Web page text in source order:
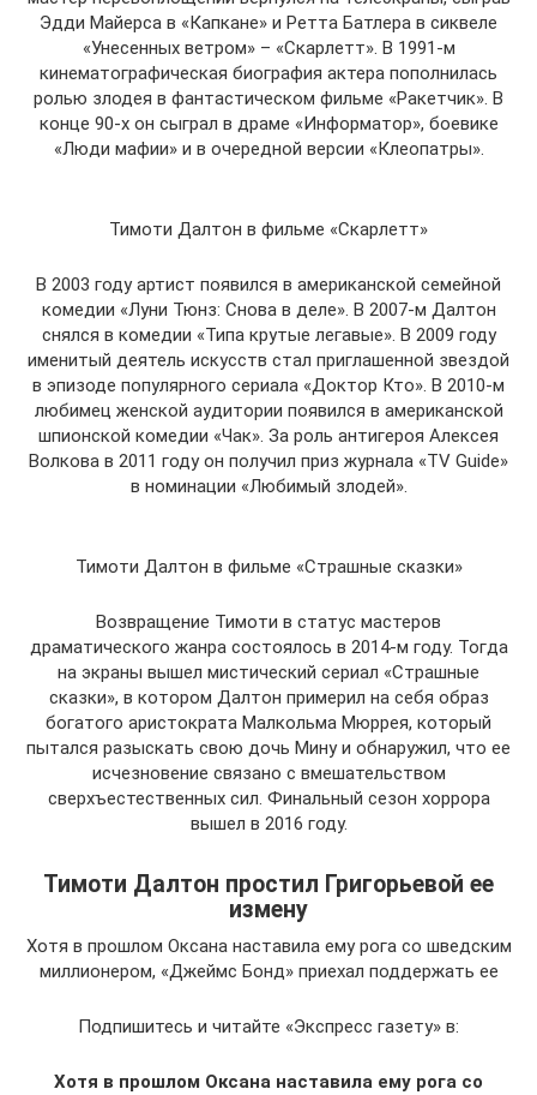
Эдди Майерса в «Капкане» и Ретта Батлера в сиквеле
«Унесенных ветром» – «Скарлетт». В 1991-м
кинематографическая биография актера пополнилась
ролью злодея в фантастическом фильме «Ракетчик». В
конце 90-х он сыграл в драме «Информатор», боевике
«Люди мафии» и в очередной версии «Клеопатры».
Тимоти Далтон в фильме «Скарлетт»
В 2003 году артист появился в американской семейной
комедии «Луни Тюнз: Снова в деле». В 2007-м Далтон
снялся в комедии «Типа крутые легавые». В 2009 году
именитый деятель искусств стал приглашенной звездой
в эпизоде популярного сериала «Доктор Кто». В 2010-м
любимец женской аудитории появился в американской
шпионской комедии «Чак». За роль антигероя Алексея
Волкова в 2011 году он получил приз журнала «TV Guide»
в номинации «Любимый злодей».
Тимоти Далтон в фильме «Страшные сказки»
Возвращение Тимоти в статус мастеров
драматического жанра состоялось в 2014-м году. Тогда
на экраны вышел мистический сериал «Страшные
сказки», в котором Далтон примерил на себя образ
богатого аристократа Малкольма Мюррея, который
пытался разыскать свою дочь Мину и обнаружил, что ее
исчезновение связано с вмешательством
сверхъестественных сил. Финальный сезон хоррора
вышел в 2016 году.
Тимоти Далтон простил Григорьевой ее
измену
Хотя в прошлом Оксана наставила ему рога со шведским
миллионером, «Джеймс Бонд» приехал поддержать ее
Подпишитесь и читайте «Экспресс газету» в:
Хотя в прошлом Оксана наставила ему рога со